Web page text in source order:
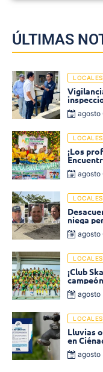
ÚLTIMAS
LOCALES
agosto
LOCALES
¡Los
2026 en
agosto
LOCALES
niega
agosto
LOCALES
¡Club
agosto
LOCALES
Lluvias
en
bajaagosto